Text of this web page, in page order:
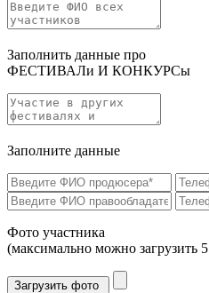
Заполнить данные про
ФЕСТИВАЛи И КОНКУРСы
Заполните данные
Фото участника
(максимально можно загрузить
Загрузить фото